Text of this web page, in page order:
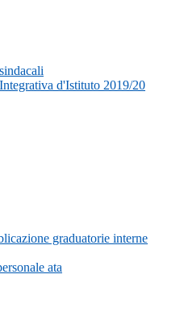
d'Istituto 2019/20
graduatorie interne
ata